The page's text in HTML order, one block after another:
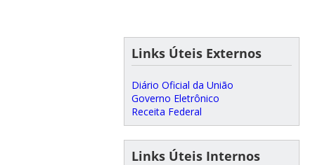
Links Úteis Externos
Diário Oficial da União
Governo Eletrônico
Receita Federal
Links Úteis Internos